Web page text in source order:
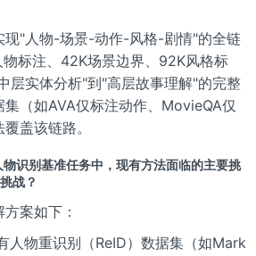
现"人物-场景-动作-风格-剧情"的全链
物标注、42K场景边界、92K风格标
层实体分析"到"高层故事理解"的完整
（如AVA仅标注动作、MovieQA仅
盖该链路。
识别基准任务中，现有方法面临的主要挑
战？
案如下：
人物重识别（ReID）数据集（如Mark